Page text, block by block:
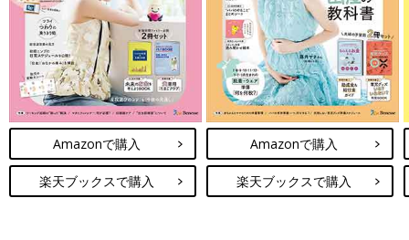
Amazonで購入
楽天ブックスで購入
Amazonで購入
楽天ブックスで購入